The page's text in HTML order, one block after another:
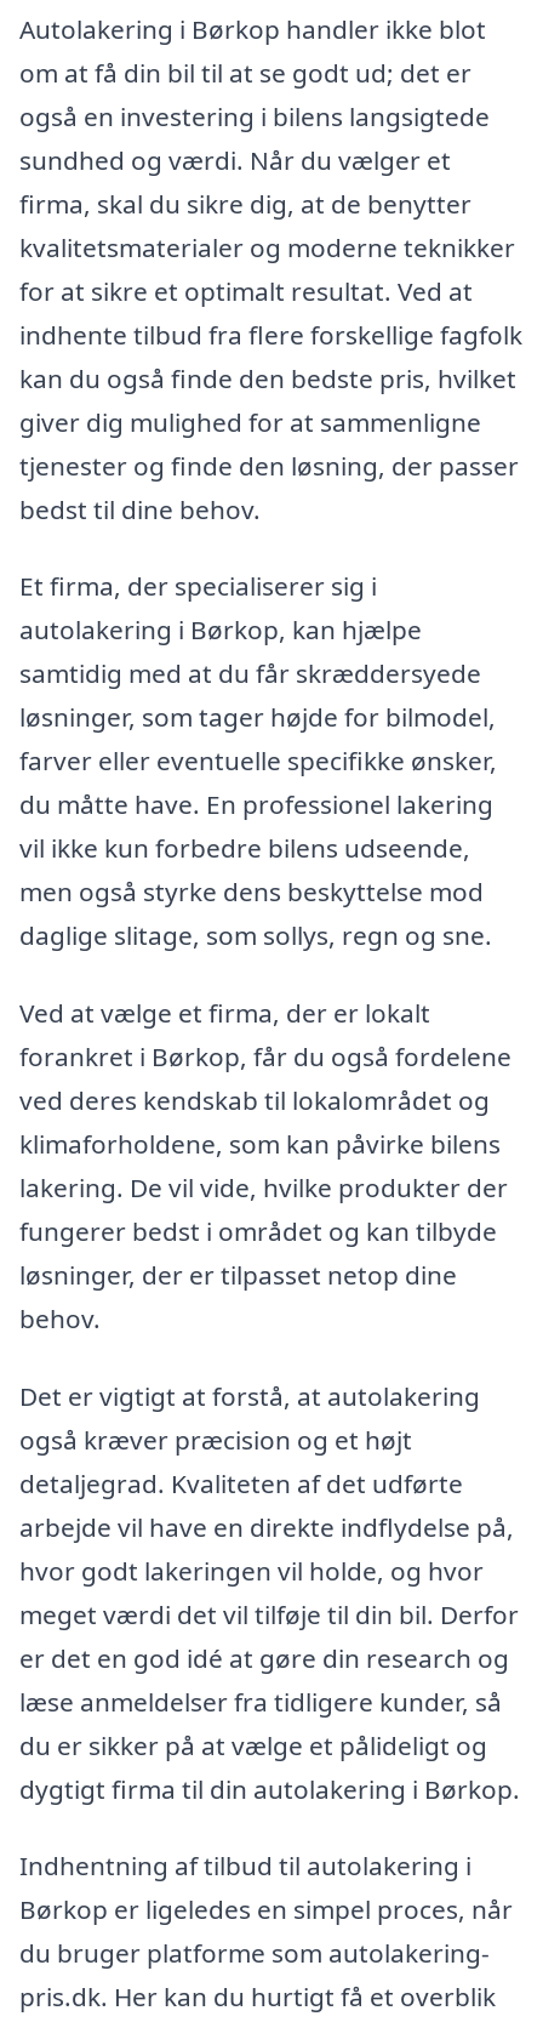
Autolakering i Børkop handler ikke blot
om at få din bil til at se godt ud; det er
også en investering i bilens langsigtede
sundhed og værdi. Når du vælger et
firma, skal du sikre dig, at de benytter
kvalitetsmaterialer og moderne teknikker
for at sikre et optimalt resultat. Ved at
indhente tilbud fra flere forskellige fagfolk
kan du også finde den bedste pris, hvilket
giver dig mulighed for at sammenligne
tjenester og finde den løsning, der passer
bedst til dine behov.
Et firma, der specialiserer sig i
autolakering i Børkop, kan hjælpe
samtidig med at du får skræddersyede
løsninger, som tager højde for bilmodel,
farver eller eventuelle specifikke ønsker,
du måtte have. En professionel lakering
vil ikke kun forbedre bilens udseende,
men også styrke dens beskyttelse mod
daglige slitage, som sollys, regn og sne.
Ved at vælge et firma, der er lokalt
forankret i Børkop, får du også fordelene
ved deres kendskab til lokalområdet og
klimaforholdene, som kan påvirke bilens
lakering. De vil vide, hvilke produkter der
fungerer bedst i området og kan tilbyde
løsninger, der er tilpasset netop dine
behov.
Det er vigtigt at forstå, at autolakering
også kræver præcision og et højt
detaljegrad. Kvaliteten af det udførte
arbejde vil have en direkte indflydelse på,
hvor godt lakeringen vil holde, og hvor
meget værdi det vil tilføje til din bil. Derfor
er det en god idé at gøre din research og
læse anmeldelser fra tidligere kunder, så
du er sikker på at vælge et pålideligt og
dygtigt firma til din autolakering i Børkop.
Indhentning af tilbud til autolakering i
Børkop er ligeledes en simpel proces, når
du bruger platforme som autolakering-
pris.dk. Her kan du hurtigt få et overblik